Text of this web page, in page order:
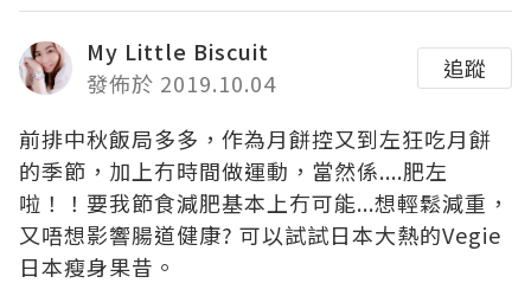
My Little Biscuit
發佈於 2019.10.04
追蹤
前排中秋飯局多多，作為月餅控又到左狂吃月餅
的季節，加上冇時間做運動，當然係....肥左
啦！！要我節食減肥基本上冇可能...想輕鬆減重，
又唔想影響腸道健康? 可以試試日本大熱的Vegie
日本瘦身果昔。